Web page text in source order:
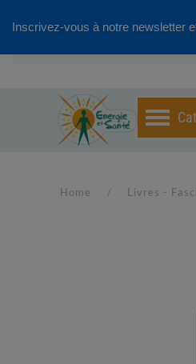
Inscrivez-vous à notre newsletter
Home Livres -